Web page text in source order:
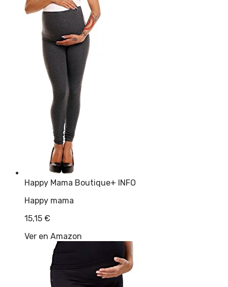
Happy Mama Boutique+ INFO
Happy mama
15,15 €
Ver en Amazon